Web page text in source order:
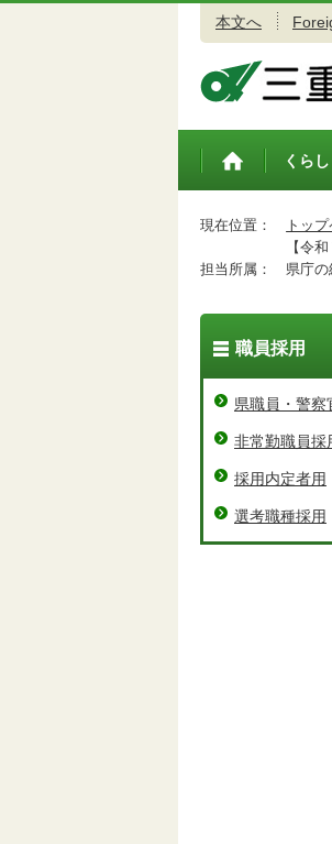
本文へ
トップペ
くら
現在位置： トッ
【令和
担当所属：
県庁
職員採用
県職員・警察
非常勤職員採
採用内定者用
選考職種採用